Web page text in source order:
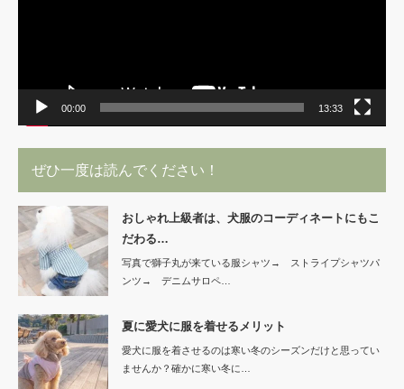
00:00 13:33
ぜひ一度は読んでください！
おしゃれ上級者は、犬服のコーディネートにもこ
だわる…
写真で獅子丸が来ている服シャツ→ ストライプシャツパ
ンツ→ デニムサロペ…
夏に愛犬に服を着せるメリット
愛犬に服を着させるのは寒い冬のシーズンだけと思ってい
ませんか？確かに寒い冬に…